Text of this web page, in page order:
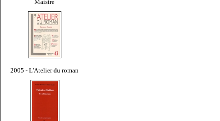
Maistre
2005 - L'Atelier du roman